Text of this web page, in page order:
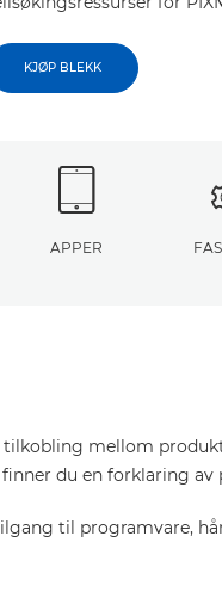
KJØP BLEKK
APPER
mellom
du en forklaring
til programvare,